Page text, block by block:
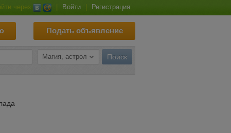
через Войти Регистрация
Подать объявление